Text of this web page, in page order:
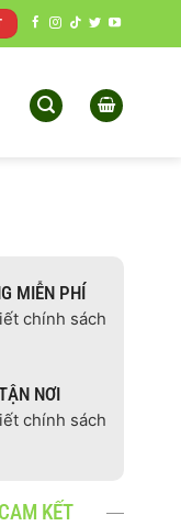
MIỄN PHÍ
chính sách
NƠI
chính sách
KẾT